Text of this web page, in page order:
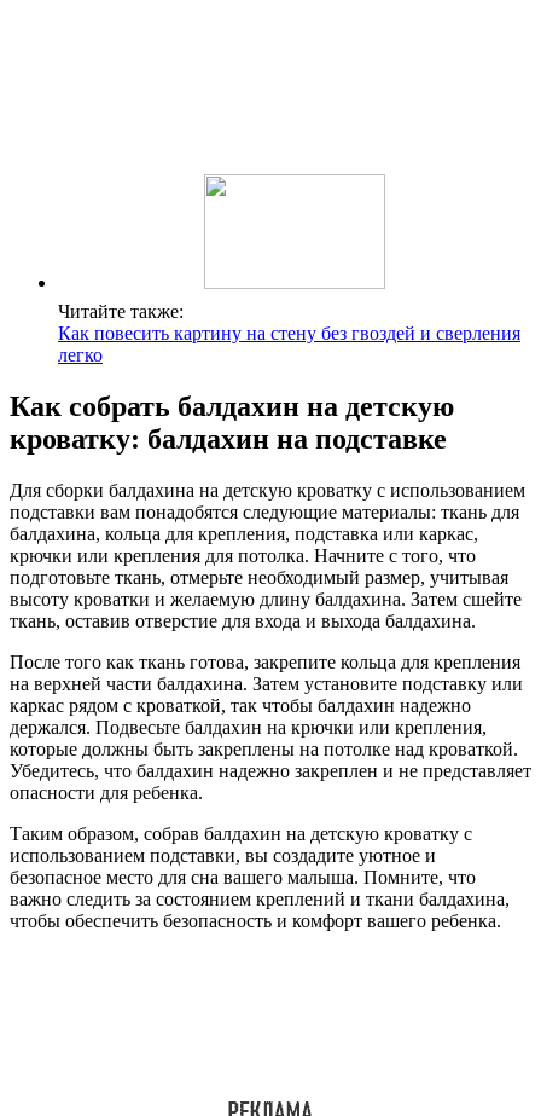
Читайте также:
Как повесить картину на стену без гвоздей и сверления
легко
Как собрать балдахин на детскую
кроватку: балдахин на подставке
Для сборки балдахина на детскую кроватку с использованием
подставки вам понадобятся следующие материалы: ткань для
балдахина, кольца для крепления, подставка или каркас,
крючки или крепления для потолка. Начните с того, что
подготовьте ткань, отмерьте необходимый размер, учитывая
высоту кроватки и желаемую длину балдахина. Затем сшейте
ткань, оставив отверстие для входа и выхода балдахина.
После того как ткань готова, закрепите кольца для крепления
на верхней части балдахина. Затем установите подставку или
каркас рядом с кроваткой, так чтобы балдахин надежно
держался. Подвесьте балдахин на крючки или крепления,
которые должны быть закреплены на потолке над кроваткой.
Убедитесь, что балдахин надежно закреплен и не представляет
опасности для ребенка.
Таким образом, собрав балдахин на детскую кроватку с
использованием подставки, вы создадите уютное и
безопасное место для сна вашего малыша. Помните, что
важно следить за состоянием креплений и ткани балдахина,
чтобы обеспечить безопасность и комфорт вашего ребенка.